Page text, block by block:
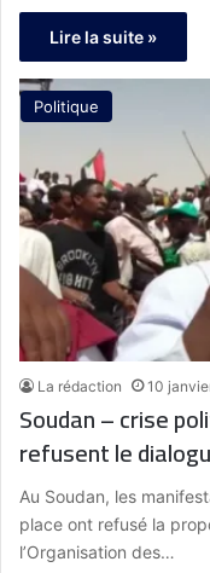
Lire la suite »
Politique
La rédaction 10
Soudan – crise
refusent le
Au Soudan, les
place ont refusé la
l’Organisation des…